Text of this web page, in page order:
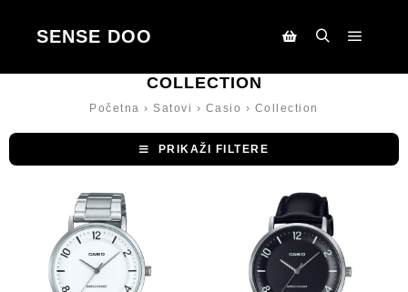
SENSE DOO
COLLECTION
Početna ›Satovi › Casio › Collection
PRIKAŽI FILTERE